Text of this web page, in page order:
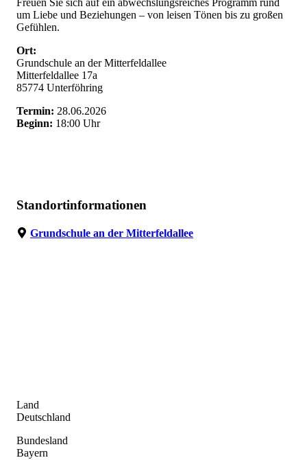
Freuen Sie sich auf ein abwechslungsreiches Programm rund
um Liebe und Beziehungen – von leisen Tönen bis zu großen
Gefühlen.
Ort:
Grundschule an der Mitterfeldallee
Mitterfeldallee 17a
85774 Unterföhring
Termin: 28.06.2026
Beginn: 18:00 Uhr
Standortinformationen
Grundschule an der Mitterfeldallee
Land
Deutschland
Bundesland
Bayern